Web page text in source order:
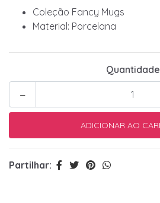
Coleção Fancy Mugs
Material: Porcelana
Quantidade
-
Partilhar: